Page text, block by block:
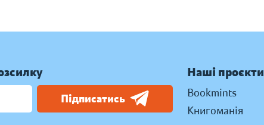
Підписатись
Наші проєкти
Bookmints
Книгоманія